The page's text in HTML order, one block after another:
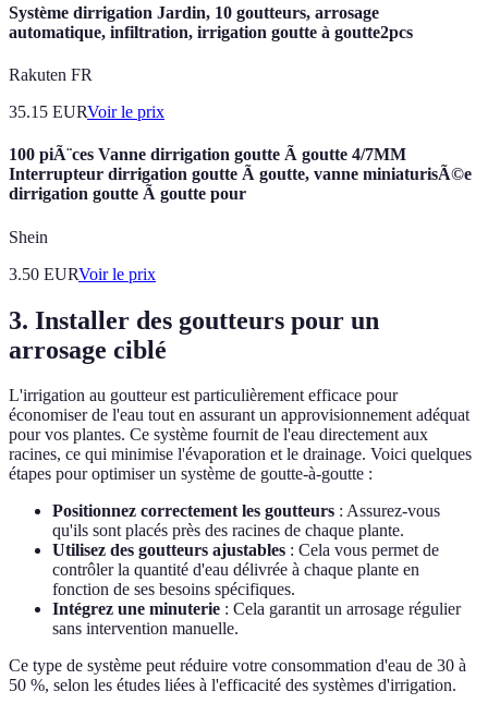
Système dirrigation Jardin, 10 goutteurs, arrosage
automatique, infiltration, irrigation goutte à goutte2pcs
Rakuten FR
35.15 EURVoir le prix
100 piÃ¨ces Vanne dirrigation goutte Ã goutte 4/7MM
Interrupteur dirrigation goutte Ã goutte, vanne miniaturisÃ©e
dirrigation goutte Ã goutte pour
Shein
3.50 EURVoir le prix
3. Installer des goutteurs pour un
arrosage ciblé
L'irrigation au goutteur est particulièrement efficace pour
économiser de l'eau tout en assurant un approvisionnement adéquat
pour vos plantes. Ce système fournit de l'eau directement aux
racines, ce qui minimise l'évaporation et le drainage. Voici quelques
étapes pour optimiser un système de goutte-à-goutte :
Positionnez correctement les goutteurs : Assurez-vous
qu'ils sont placés près des racines de chaque plante.
Utilisez des goutteurs ajustables : Cela vous permet de
contrôler la quantité d'eau délivrée à chaque plante en
fonction de ses besoins spécifiques.
Intégrez une minuterie : Cela garantit un arrosage régulier
sans intervention manuelle.
Ce type de système peut réduire votre consommation d'eau de 30 à
50 %, selon les études liées à l'efficacité des systèmes d'irrigation.